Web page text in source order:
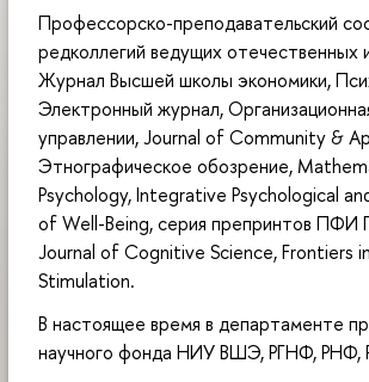
Профессорско-преподавательский
редколлегий ведущих
Журнал Высшей школы экономики,
Электронный журнал,
управлении, Journal of Community &
Этнографическое обозрение,
Psychology, Integrative Psychological
of Well-Being, серия препринтов ПФИ
Journal of Cognitive Science, Frontiers
Stimulation.
В настоящее время в департаменте
научного фонда НИУ ВШЭ, РГНФ,